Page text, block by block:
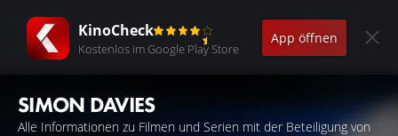
KinoCheck
Kostenlos im Google Play Store
App öffnen
SIMON DAVIES
Alle Informationen zu Filmen und Serien mit der Beteiligung von